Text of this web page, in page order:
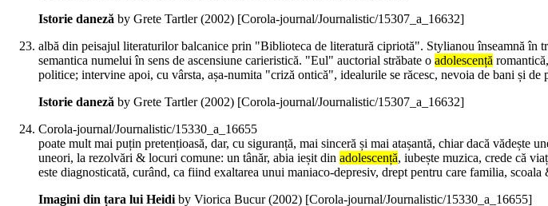
Istorie daneză by Grete Tartler (2002) [Corola-journal/Journalistic/15307_a_16632]
albă din peisajul literaturilor balcanice prin "Biblioteca de literatură cipriotă". Stylianou înseamnă în
semantica numelui în sens de ascensiune carieristică. "Eul" auctorial străbate o adolescență
politice; intervine apoi, cu vârsta, așa-numita "criză ontică", idealurile se răcesc, nevoia de bani și de
Istorie daneză by Grete Tartler (2002) [Corola-journal/Journalistic/15307_a_16632]
Corola-journal/Journalistic/15330_a_16655
poate mult mai puțin pretențioasă, dar, cu siguranță, mai sinceră și mai atașantă, chiar dacă vădește
uneori, la rezolvări & locuri comune: un tânăr, abia ieșit din adolescență, iubește muzica, crede că
este diagnosticată, curând, ca fiind exaltarea unui maniaco-depresiv, drept pentru care familia, scoala
Imagini din țara lui Heidiby Viorica Bucur (2002) [Corola-journal/Journalistic/15330_a_16655]